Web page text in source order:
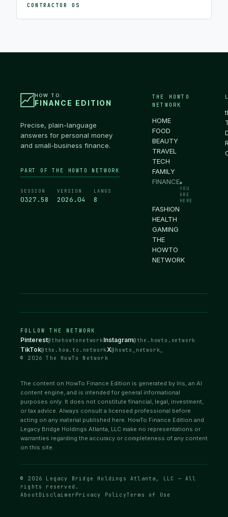
CONTRACTOR OS
HOW TO:
FINANCE EDITION
Precise, plain-language
answers for personal money
and small-business finance.
PART OF THE HOWTO NETWORK
SESSION
0327.59
VERSION
2026.04
LANGS
8
THE HOWTO
NETWORK
HOME
FOOD
BEAUTY
TRAVEL
TECH
FAMILY
FINANCE●
YOU
ARE
HERE
FASHION
HEALTH
GAMING
THE
HOWTO
NETWORK
FOLLOW THE NETWORK
Pinterest@thehowtonetworkInstagram@the.howto.network
TikTok@the.how.to.networkX@howto_network_
© 2026 The HowTo Network
The content on HowTo Finance Edition is generated by Iris, an AI
content engine, and is intended for general informational
purposes only. It does not constitute financial, legal, investment,
or tax advice. Always consult a licensed professional before
acting on any material published here. HowTo Finance Edition and
Legacy Bridge Holdings Atlanta, LLC make no representations or
warranties regarding the accuracy or completeness of any content
on this site.
© 2026 Legacy Bridge Holdings Atlanta, LLC — All
rights reserved.
About Disclaimer Privacy PolicyTerms of Use